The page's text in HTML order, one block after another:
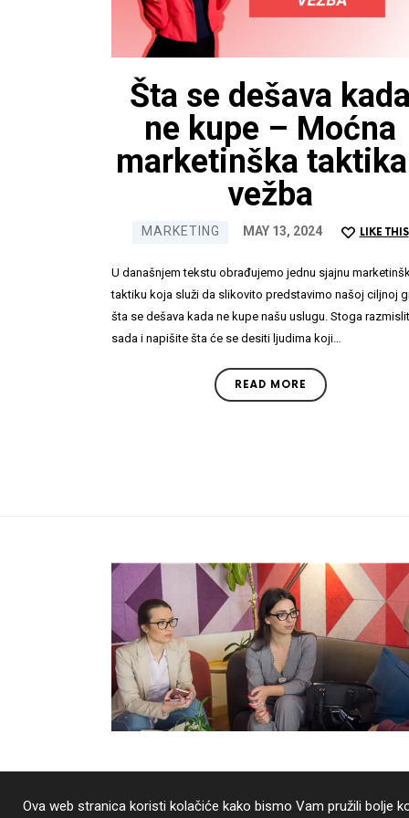
Šta se dešava kada
ne kupe – Moćna
marketinška taktika
vežba
MARKETING MAY 13, 2024 LIKE THIS
U današnjem tekstu obrađujemo jednu sjajnu marketinšku
taktiku koja služi da slikovito predstavimo našoj ciljnoj
šta se dešava kada ne kupe našu uslugu. Stoga razmislite
sada i napišite šta će se desiti ljudima koji…
READ MORE
Ova web stranica koristi kolačiće kako bismo Vam pružili bolje
Preuzmi dokument
7 najčešćih
Ime i
prezime